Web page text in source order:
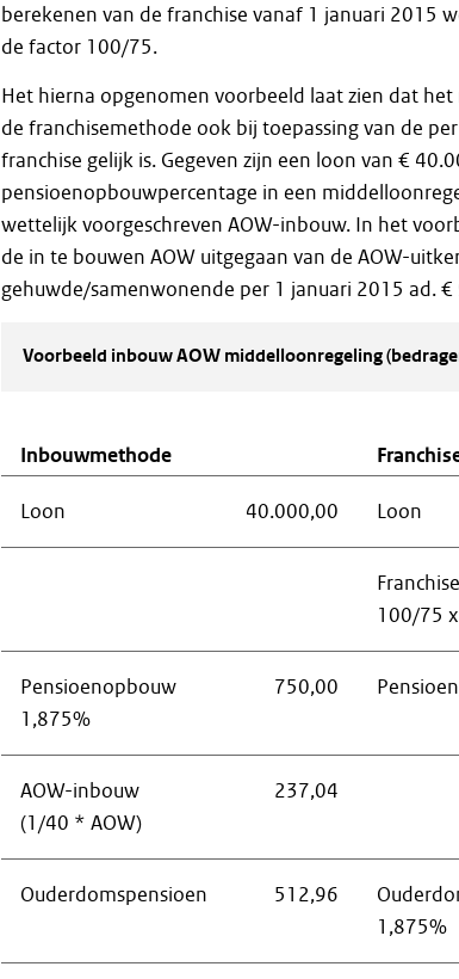
berekenen van de franchise vanaf 1 januari 2015
de factor 100/75.
Het hierna opgenomen voorbeeld laat zien dat
de franchisemethode ook bij toepassing van de
franchise gelijk is. Gegeven zijn een loon van €
pensioenopbouwpercentage in een
wettelijk voorgeschreven AOW-inbouw. In het
de in te bouwen AOW uitgegaan van de AOW-
gehuwde/samenwonende per 1 januari 2015 ad.
Voorbeeld inbouw AOW middelloonregeling
Inbouwmethode
Loon 40.000,00 Loon
Franchise
100/75
Pensioenopbouw
1,875%
750,00
AOW-inbouw
(1/40 * AOW)
237,04
Ouderdomspensioen 512,96
1,875%